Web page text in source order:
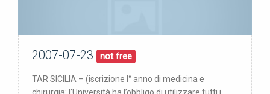
pubblicata:23/07/07
2007-07-23 not free
TAR SICILIA – (iscrizione I° anno di medicina e
chirurgia: l’Università ha l’obbligo di utilizzare tutti i